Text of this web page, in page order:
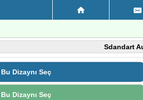
Sdandart
Bu Dizaynı Seç
Bu Dizaynı Seç